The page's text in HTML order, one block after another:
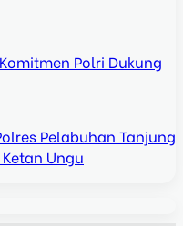
Polri Dukung
Pelabuhan Tanjung
Ungu